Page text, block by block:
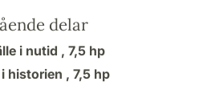
delar
i nutid , 7,5 hp
historien , 7,5 hp